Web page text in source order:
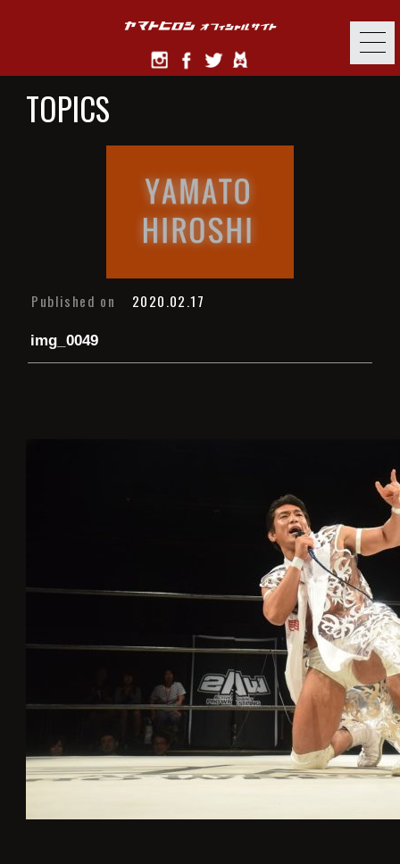
TOPICS
Published on 2020.02.17
img_0049